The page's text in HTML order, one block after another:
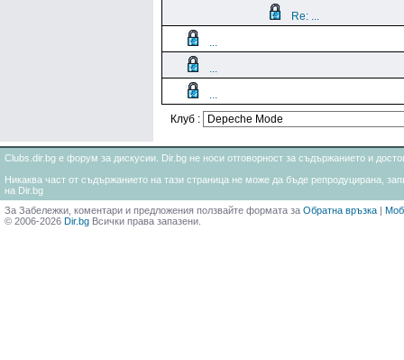
Re: ...
...
...
...
Клуб :
Clubs.dir.bg е форум за дискусии. Dir.bg не носи отговорност за съдържанието и
Никаква част от съдържанието на тази страница не може да бъде репродуцирана,
на Dir.bg
За Забележки, коментари и предложения ползвайте формата за Обратна връзка |
© 2006-2026 Dir.bg Всички права запазени.